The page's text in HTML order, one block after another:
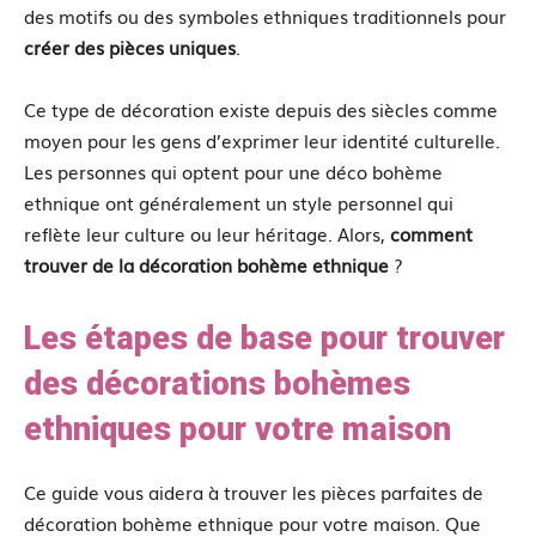
des motifs ou des symboles ethniques traditionnels pour
créer des pièces uniques.
Ce type de décoration existe depuis des siècles comme
moyen pour les gens d’exprimer leur identité culturelle.
Les personnes qui optent pour une déco bohème
ethnique ont généralement un style personnel qui
reflète leur culture ou leur héritage. Alors, comment
trouver de la décoration bohème ethnique ?
Les étapes de base pour trouver
des décorations bohèmes
ethniques pour votre maison
Ce guide vous aidera à trouver les pièces parfaites de
décoration bohème ethnique pour votre maison. Que